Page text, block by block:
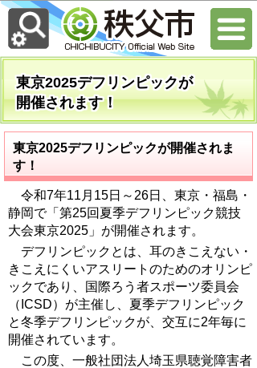
東京2025デフリンピックが
開催されます！
東京2025デフリンピックが開催されま
す！
令和7年11月15日～26日、東京・福島・
静岡で「第25回夏季デフリンピック競技
大会東京2025」が開催されます。
デフリンピックとは、耳のきこえない・
きこえにくいアスリートのためのオリンピ
ックであり、国際ろう者スポーツ委員会
（ICSD）が主催し、夏季デフリンピック
と冬季デフリンピックが、交互に2年毎に
開催されています。
この度、一般社団法人埼玉県聴覚障害者